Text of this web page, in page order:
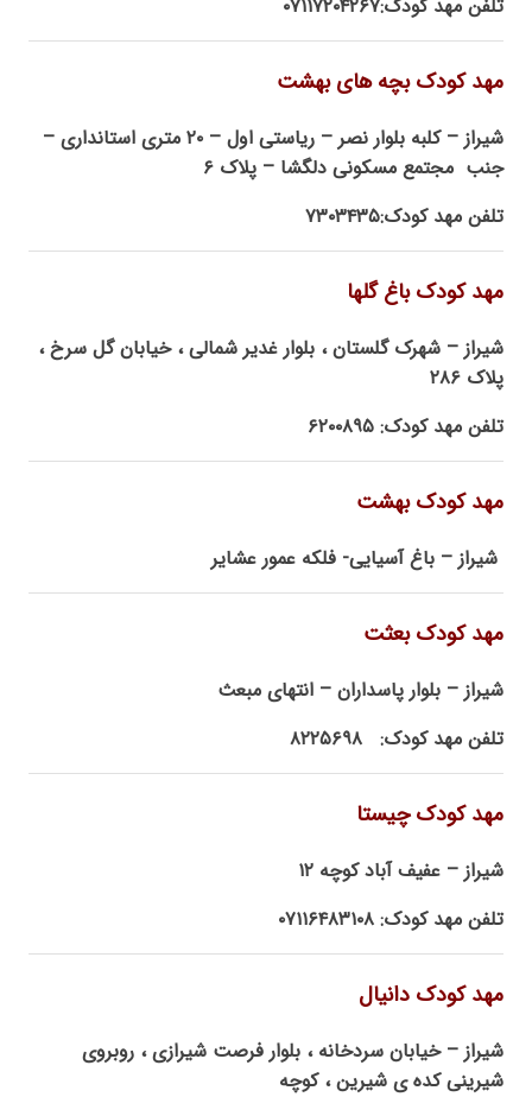
تلفن مهد کودک:۰۷۱۱۷۲۰۴۲۶۷
مهد کودک بچه های بهشت
شیراز – کلبه بلوار نصر – ریاستی اول – ۲۰ متری استانداری –
جنب مجتمع مسکونی دلگشا – پلاک ۶
تلفن مهد کودک:۷۳۰۳۴۳۵
مهد کودک باغ گلها
شیراز – شهرک گلستان ، بلوار غدیر شمالی ، خیابان گل سرخ ،
پلاک ۲۸۶
تلفن مهد کودک: ۶۲۰۰۸۹۵
مهد کودک بهشت
شیراز – باغ آسیایی- فلکه عمور عشایر
مهد کودک بعثت
شیراز – بلوار پاسداران – انتهای مبعث
تلفن مهد کودک: ۸۲۲۵۶۹۸
مهد کودک چیستا
شیراز – عفیف آباد کوچه ۱۲
تلفن مهد کودک: ۰۷۱۱۶۴۸۳۱۰۸
مهد کودک دانیال
شیراز – خیابان سردخانه ، بلوار فرصت شیرازی ، روبروی
شیرینی کده ی شیرین ، کوچه